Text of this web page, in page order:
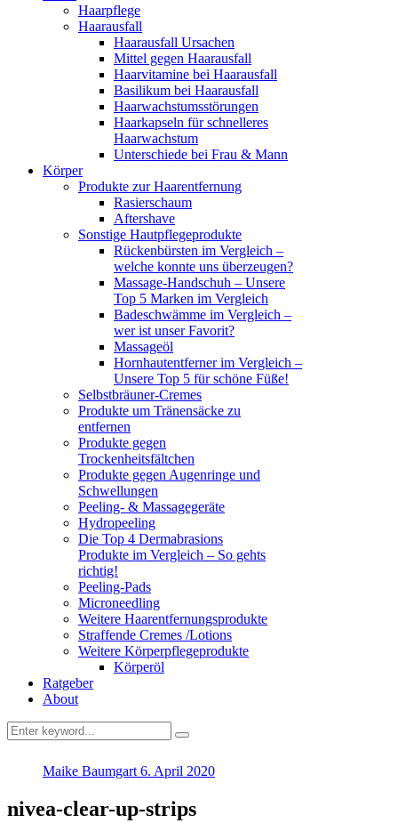
Haarpflege
Haarausfall
Haarausfall Ursachen
Mittel gegen Haarausfall
Haarvitamine bei Haarausfall
Basilikum bei Haarausfall
Haarwachstumsstörungen
Haarkapseln für schnelleres
Haarwachstum
Unterschiede bei Frau & Mann
Körper
Produkte zur Haarentfernung
Rasierschaum
Aftershave
Sonstige Hautpflegeprodukte
Rückenbürsten im Vergleich –
welche konnte uns überzeugen?
Massage-Handschuh – Unsere
Top 5 Marken im Vergleich
Badeschwämme im Vergleich –
wer ist unser Favorit?
Massageöl
Hornhautentferner im Vergleich –
Unsere Top 5 für schöne Füße!
Selbstbräuner-Cremes
Produkte um Tränensäcke zu
entfernen
Produkte gegen
Trockenheitsfältchen
Produkte gegen Augenringe und
Schwellungen
Peeling- & Massagegeräte
Hydropeeling
Die Top 4 Dermabrasions
Produkte im Vergleich – So gehts
richtig!
Peeling-Pads
Microneedling
Weitere Haarentfernungsprodukte
Straffende Cremes /Lotions
Weitere Körperpflegeprodukte
Körperöl
Ratgeber
About
Maike Baumgart 6. April 2020
nivea-clear-up-strips